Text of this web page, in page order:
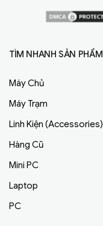
TÌM NHANH SẢN PHẨM
Máy Chủ
Máy Trạm
Linh Kiện (Accessories)
Hàng Cũ
Mini PC
Laptop
PC